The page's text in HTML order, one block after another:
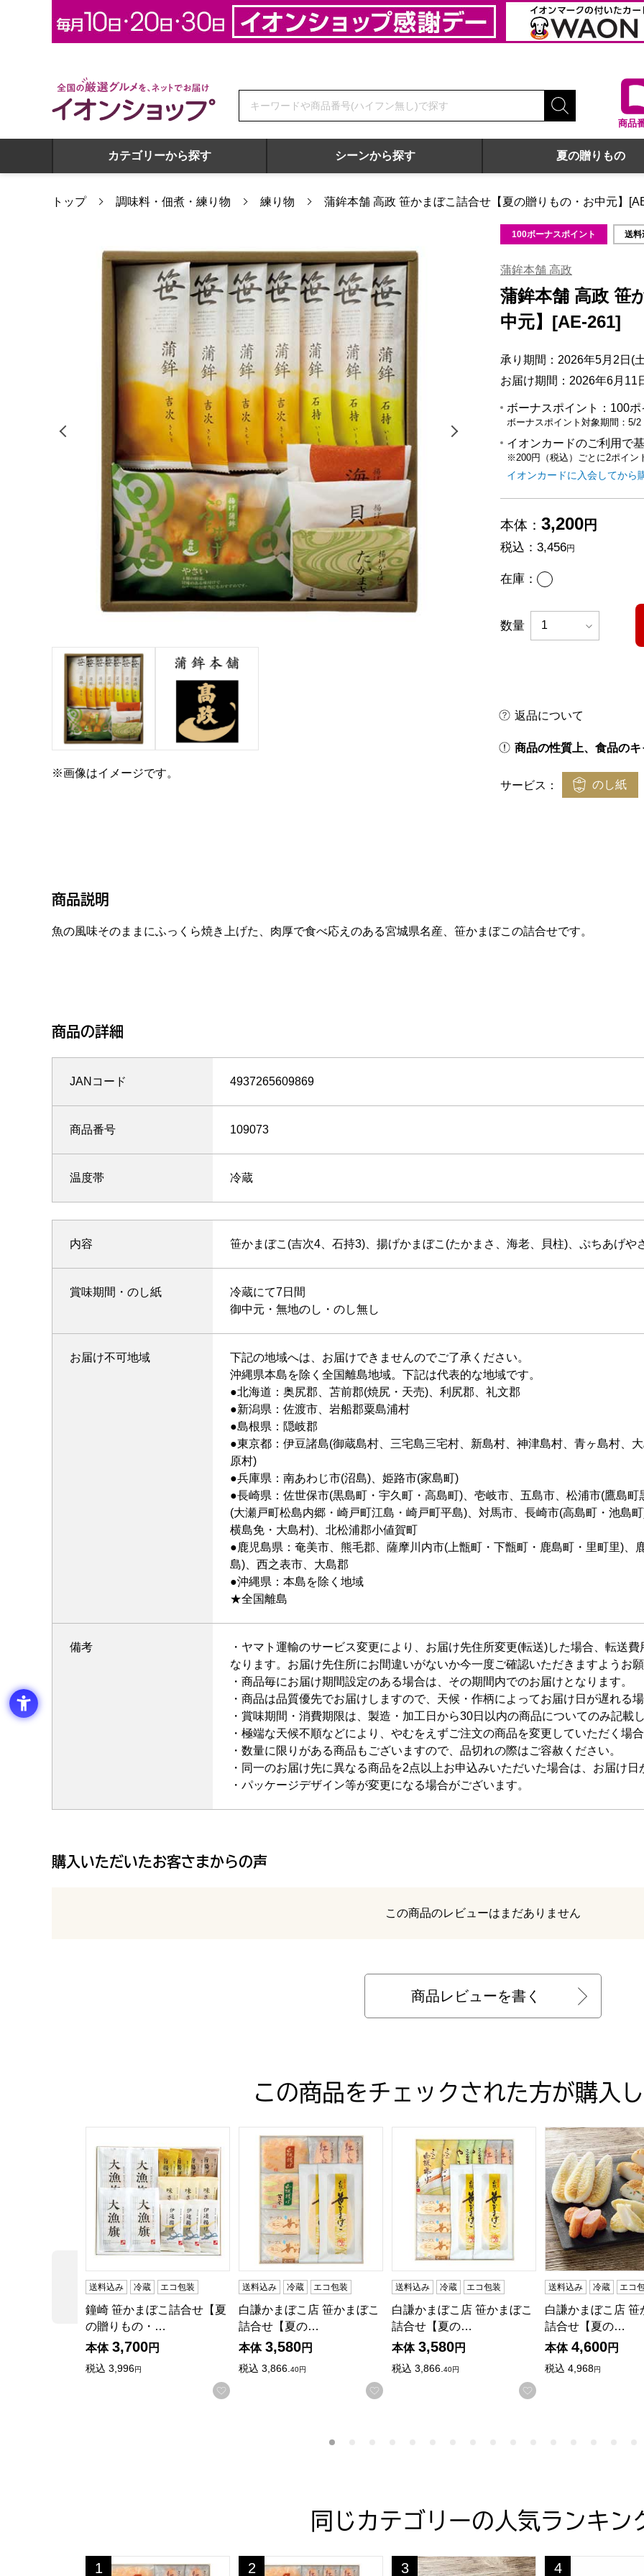
全国の厳選グルメを、ネットでお届け イオンショップ
商品
カテゴリーから探す シーンから探す 夏の贈りもの
トップ 調味料・佃煮・練り物 練り物 蒲鉾本舗 高政 笹かまぼこ詰合せ【夏の贈りもの・お中元】
前の画像を表示する 次の画像を表示する
※画像はイメージです。
100ボーナスポイント 送料
蒲鉾本舗 高政
蒲鉾本舗 高政 笹
中元】[AE-261]
承り期間：2026年5月2日(
お届け期間：2026年6月11
ボーナスポイント： 100ポ
ボーナスポイント対象期間： 5/2
イオンカードのご利用で
※200円（税込）ごとに2ポイン
イオンカードに入会してから
本体： 3,200円
税込： 3,456円
在庫： あり
数量
返品について
商品の性質上、食品の
サービス： のし紙
商品説明
魚の風味そのままにふっくら焼き上げた、肉厚で食べ応えのある宮城県名産、笹かまぼこの詰合せです。
商品の詳細
JANコード 4937265609869
商品番号 109073
温度帯 冷蔵
内容 笹かまぼこ(吉次4、石持3)、揚げかまぼこ(たかまさ、海老、貝柱)、ぷちあげや
賞味期間・のし紙
冷蔵にて7日間
御中元・無地のし・のし無し
お届け不可地域
下記の地域へは、お届けできませんのでご了承ください。
沖縄県本島を除く全国離島地域。下記は代表的な地域です。
●北海道：奥尻郡、苫前郡(焼尻・天売)、利尻郡、礼文郡
●新潟県：佐渡市、岩船郡粟島浦村
●島根県：隠岐郡
●東京都：伊豆諸島(御蔵島村、三宅島三宅村、新島村、神津島村、青ヶ島村、
原村)
●兵庫県：南あわじ市(沼島)、姫路市(家島町)
●長崎県：佐世保市(黒島町・宇久町・高島町)、壱岐市、五島市、松浦市(鷹島
(大瀬戸町松島内郷・崎戸町江島・崎戸町平島)、対馬市、長崎市(高島町・池島
横島免・大島村)、北松浦郡小値賀町
●鹿児島県：奄美市、熊毛郡、薩摩川内市(上甑町・下甑町・鹿島町・里町里)、
島)、西之表市、大島郡
●沖縄県：本島を除く地域
★全国離島
備考
・ヤマト運輸のサービス変更により、お届け先住所変更(転送)した場合、転送
なります。お届け先住所にお間違いがないか今一度ご確認いただきますようお
・商品毎にお届け期間設定のある場合は、その期間内でのお届けとなります。
・商品は品質優先でお届けしますので、天候・作柄によってお届け日が遅れる
・賞味期間・消費期限は、製造・加工日から30日以内の商品についてのみ記載
・極端な天候不順などにより、やむをえずご注文の商品を変更していただく場
・数量に限りがある商品もございますので、品切れの際はご容赦ください。
・同一のお届け先に異なる商品を2点以上お申込みいただいた場合は、お届け
・パッケージデザイン等が変更になる場合がございます。
購入いただいたお客さまからの声
レビュー
この商品のレビューはまだありません
商品レビューを書く
この商品をチェックされた方が購入
前の商品
鐘崎 笹かまぼこ詰合せ【夏の贈りもの・お中元】[CT-27]
送料込み 冷蔵 エコ包装
鐘崎 笹かまぼこ詰合せ【夏
の贈りもの・…
本体 3,700円
税込 3,996円
お気に入りに登録する
白謙かまぼこ店 笹かまぼこ詰合せ【夏の贈りもの・お中元】[JU-01]
送料込み 冷蔵 エコ包装
白謙かまぼこ店 笹かまぼこ
詰合せ【夏の…
本体 3,580円
税込 3,866.40円
お気に入りに登録する
白謙かまぼこ店 笹かまぼこ詰合せ【夏の贈りも
送料込み 冷蔵 エコ包装
白謙かまぼこ店 笹かまぼこ
詰合せ【夏の…
本体 3,580円
税込 3,866.40円
お気に入りに登録す
白謙かまぼこ店
送料込み 冷蔵 エコ
白謙かまぼこ店 笹
詰合せ【夏の…
本体 4,600円
税込 4,968円
同じカテゴリーの人気ランキン
白謙かまぼこ店 笹かまぼこ詰合せ【夏の贈りもの・お中元】[JU-01]
1 白謙かまぼこ店 笹かまぼこ詰合せ【夏の贈りもの・お中元】[JU-05]
2 白謙かまぼこ店 笹かまぼこ詰合せ【夏の贈りも
3 阿部蒲鉾店 笹か
4